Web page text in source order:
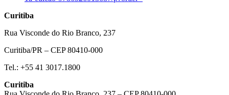
Curitiba
Rua Visconde do Rio Branco, 237
Curitiba/PR – CEP 80410-000
Tel.: +55 41 3017.1800
Curitiba